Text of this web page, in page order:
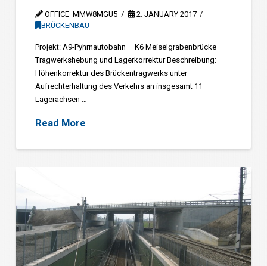
OFFICE_MMW8MGU5
2. JANUARY 2017
BRÜCKENBAU
Projekt: A9-Pyhrnautobahn – K6 Meiselgrabenbrücke
Tragwerkshebung und Lagerkorrektur Beschreibung:
Höhenkorrektur des Brückentragwerks unter
Aufrechterhaltung des Verkehrs an insgesamt 11
Lagerachsen …
Read More